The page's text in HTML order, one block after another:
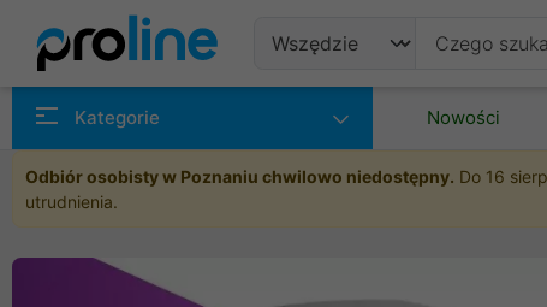
Kategorie Nowości
Odbiór osobisty w Poznaniu chwilowo niedostępny. Do 16
utrudnienia.